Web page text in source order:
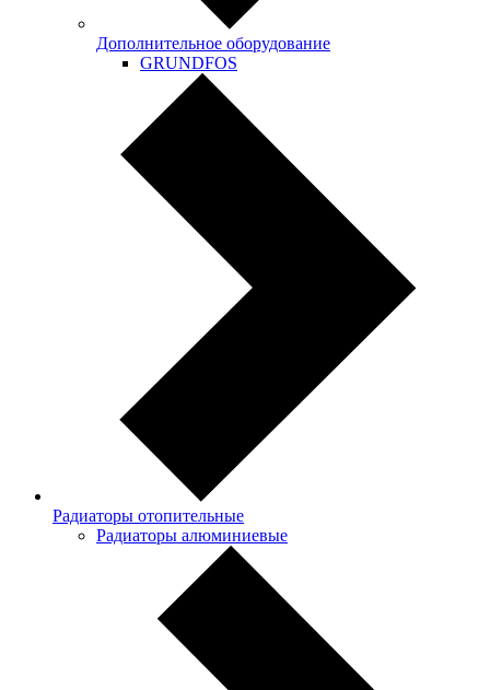
Дополнительное оборудование
GRUNDFOS
Радиаторы отопительные
Радиаторы алюминиевые